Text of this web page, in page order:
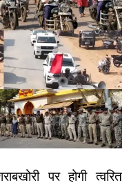
पर होगी त्वरित